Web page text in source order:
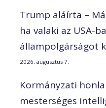
Trump aláírta –
ha valaki az USA-
állampolgárságot
2026. augusztus 7.
Kormányzati
mesterséges